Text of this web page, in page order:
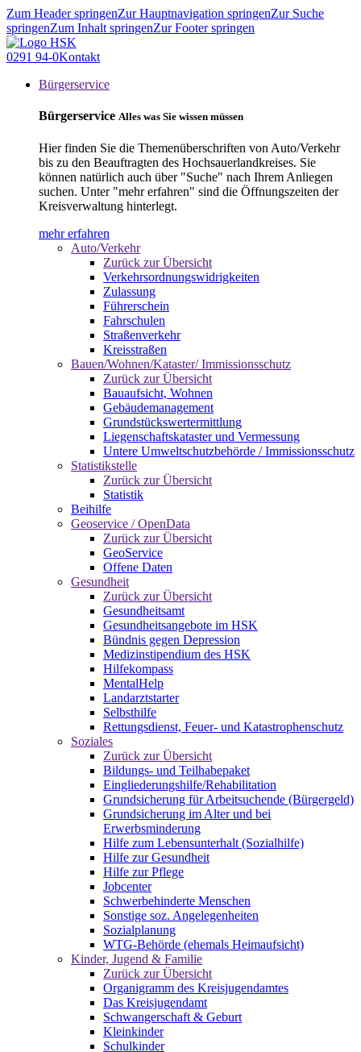
Zum Header springenZur Hauptnavigation springenZur Suche
springenZum Inhalt springenZur Footer springen
0291 94-0Kontakt
Bürgerservice
Bürgerservice Alles was Sie wissen müssen
Hier finden Sie die Themenüberschriften von Auto/Verkehr
bis zu den Beauftragten des Hochsauerlandkreises. Sie
können natürlich auch über "Suche" nach Ihrem Anliegen
suchen. Unter "mehr erfahren" sind die Öffnungszeiten der
Kreisverwaltung hinterlegt.
mehr erfahren
Auto/Verkehr
Zurück zur Übersicht
Verkehrsordnungswidrigkeiten
Zulassung
Führerschein
Fahrschulen
Straßenverkehr
Kreisstraßen
Bauen/Wohnen/Kataster/ Immissionsschutz
Zurück zur Übersicht
Bauaufsicht, Wohnen
Gebäudemanagement
Grundstückswertermittlung
Liegenschaftskataster und Vermessung
Untere Umweltschutzbehörde / Immissionsschutz
Statistikstelle
Zurück zur Übersicht
Statistik
Beihilfe
Geoservice / OpenData
Zurück zur Übersicht
GeoService
Offene Daten
Gesundheit
Zurück zur Übersicht
Gesundheitsamt
Gesundheitsangebote im HSK
Bündnis gegen Depression
Medizinstipendium des HSK
Hilfekompass
MentalHelp
Landarztstarter
Selbsthilfe
Rettungsdienst, Feuer- und Katastrophenschutz
Soziales
Zurück zur Übersicht
Bildungs- und Teilhabepaket
Eingliederungshilfe/Rehabilitation
Grundsicherung für Arbeitsuchende (Bürgergeld)
Grundsicherung im Alter und bei
Erwerbsminderung
Hilfe zum Lebensunterhalt (Sozialhilfe)
Hilfe zur Gesundheit
Hilfe zur Pflege
Jobcenter
Schwerbehinderte Menschen
Sonstige soz. Angelegenheiten
Sozialplanung
WTG-Behörde (ehemals Heimaufsicht)
Kinder, Jugend & Familie
Zurück zur Übersicht
Organigramm des Kreisjugendamtes
Das Kreisjugendamt
Schwangerschaft & Geburt
Kleinkinder
Schulkinder